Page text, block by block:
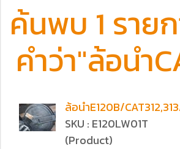
ค้นพบ 1 ราย
คำว่า"ล้อนำ
ล้อนำE120B/
SKU : E120LW01T
(Product)